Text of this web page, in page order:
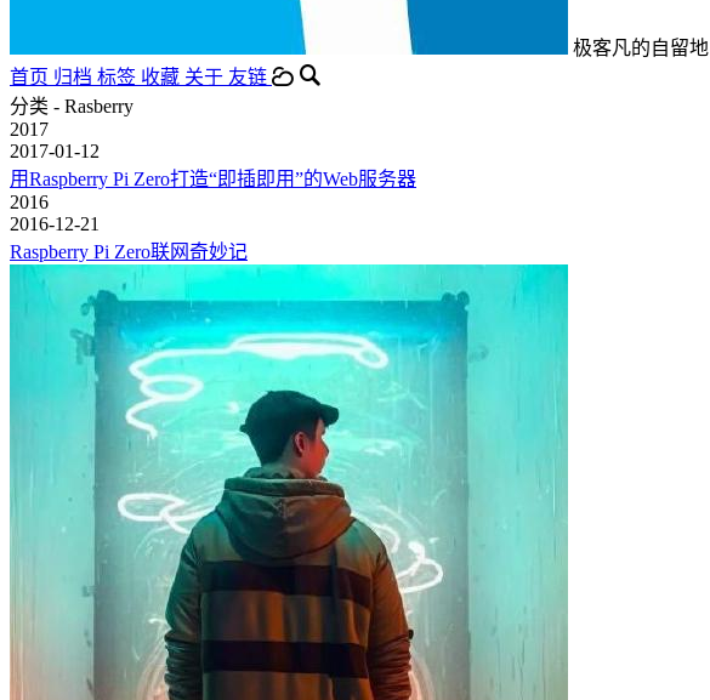
极客凡的自留地
首页 归档 标签 收藏 关于 友链
分类 - Rasberry
2017
2017-01-12
用Raspberry Pi Zero打造“即插即用”的Web服务器
2016
2016-12-21
Raspberry Pi Zero联网奇妙记